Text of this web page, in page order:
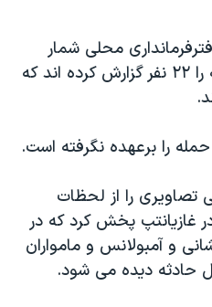
صلح
محلی شمار
زخمی های حمله روز یکشنبه را ۲۲ نفر گزارش کرده اند که
را برعهده نگرفته است.
را از لحظات
غازیانتپ پخش کرد که در
و آمبولانس و مامواران
دیده می شود.